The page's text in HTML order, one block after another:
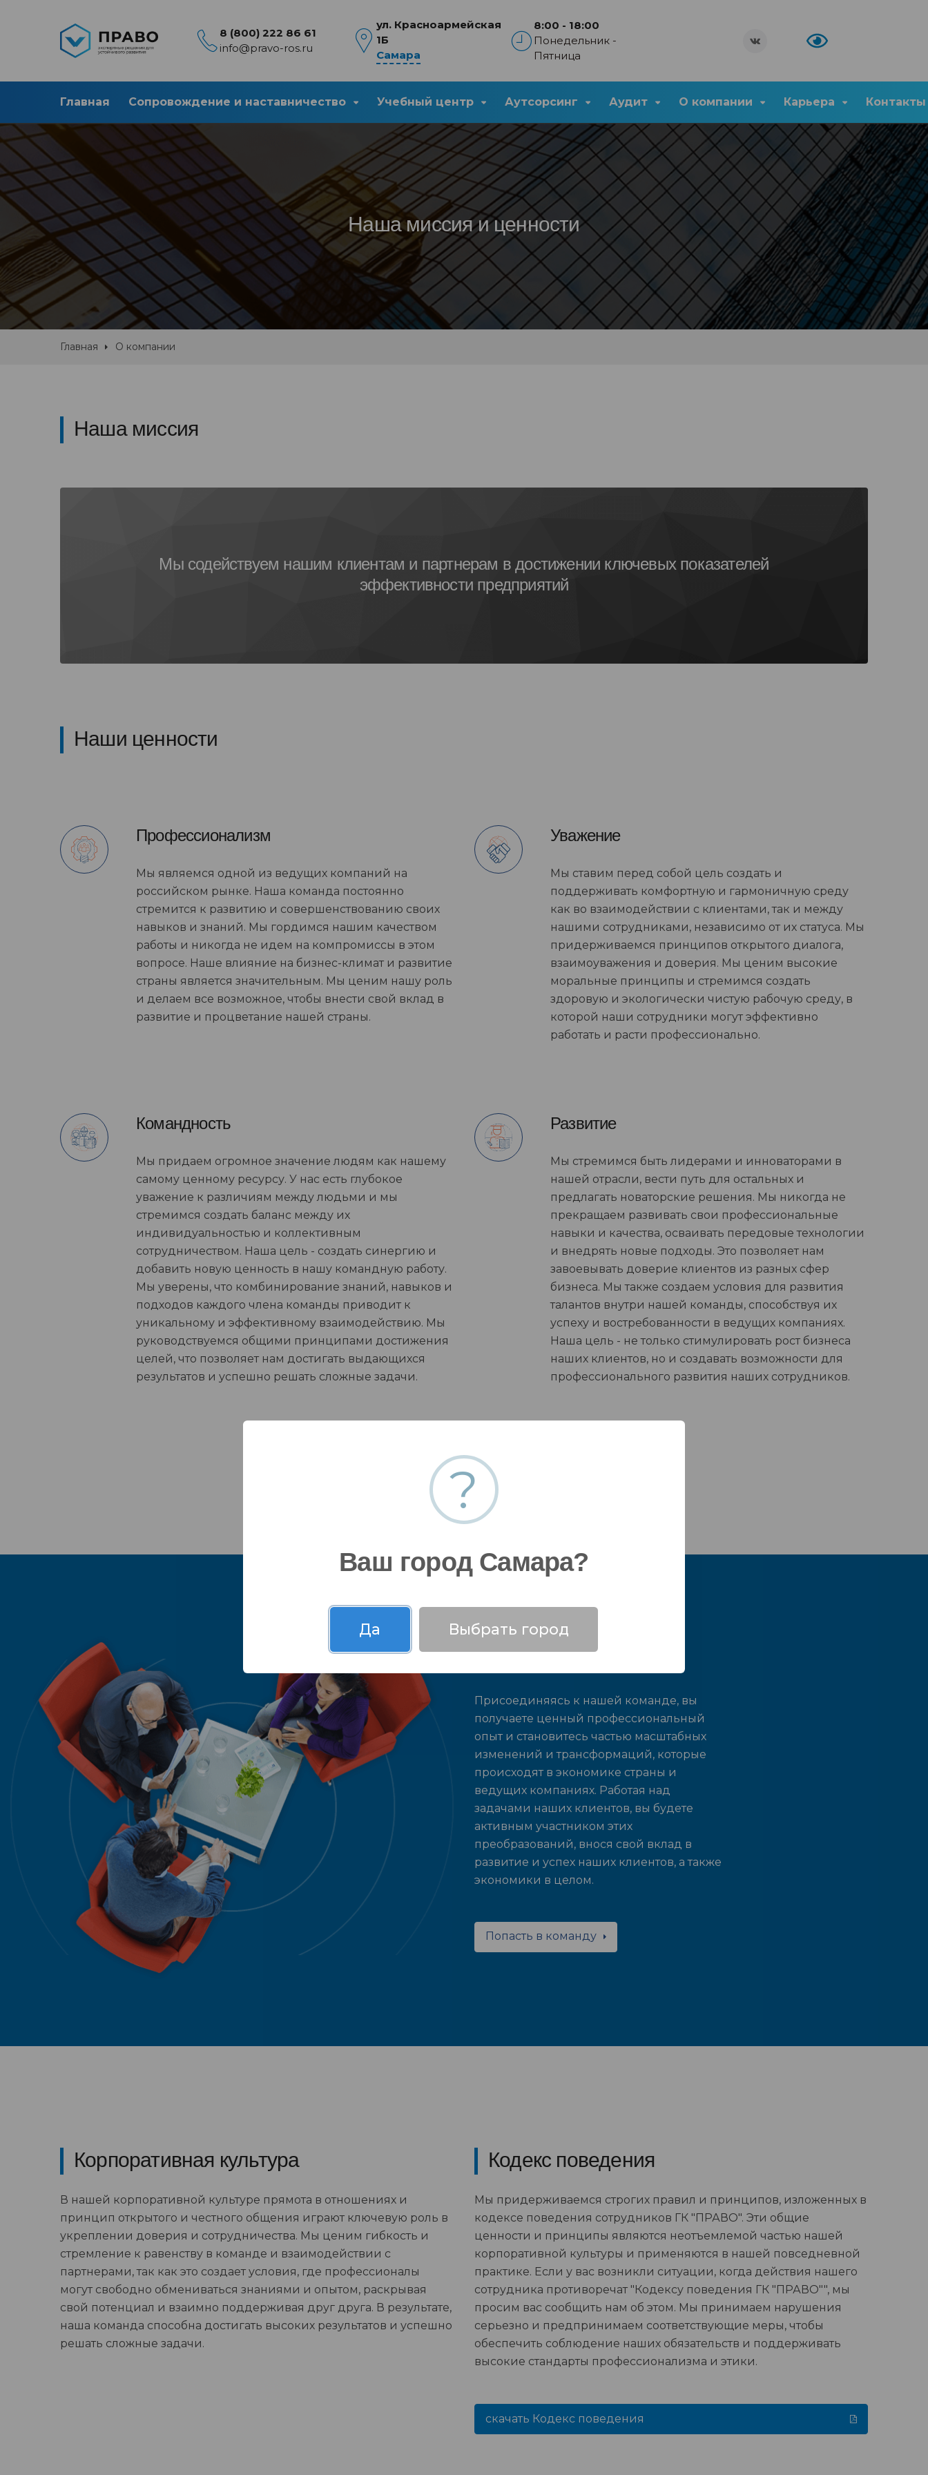
8 (800) 222 86 61
info@pravo-ros.ru
ул. Красноармейская
1Б
Самара
8:00 - 18:00
Понедельник -
Пятница
Главная Сопровождение и наставничество Учебный центр Аутсорсинг Аудит О компании Карьера Контакты
Наша миссия и ценности
Главная О компании
Наша миссия
Мы содействуем нашим клиентам и партнерам в достижении ключевых показателей
эффективности предприятий
Наши ценности
Профессионализм
Мы являемся одной из ведущих компаний на
российском рынке. Наша команда постоянно
стремится к развитию и совершенствованию своих
навыков и знаний. Мы гордимся нашим качеством
работы и никогда не идем на компромиссы в этом
вопросе. Наше влияние на бизнес-климат и развитие
страны является значительным. Мы ценим нашу роль
и делаем все возможное, чтобы внести свой вклад в
развитие и процветание нашей страны.
Уважение
Мы ставим перед собой цель создать и
поддерживать комфортную и гармоничную среду
как во взаимодействии с клиентами, так и между
нашими сотрудниками, независимо от их статуса. Мы
придерживаемся принципов открытого диалога,
взаимоуважения и доверия. Мы ценим высокие
моральные принципы и стремимся создать
здоровую и экологически чистую рабочую среду, в
которой наши сотрудники могут эффективно
работать и расти профессионально.
Командность
Мы придаем огромное значение людям как нашему
самому ценному ресурсу. У нас есть глубокое
уважение к различиям между людьми и мы
стремимся создать баланс между их
индивидуальностью и коллективным
сотрудничеством. Наша цель - создать синергию и
добавить новую ценность в нашу командную работу.
Мы уверены, что комбинирование знаний, навыков и
подходов каждого члена команды приводит к
уникальному и эффективному взаимодействию. Мы
руководствуемся общими принципами достижения
целей, что позволяет нам достигать выдающихся
результатов и успешно решать сложные задачи.
Развитие
Мы стремимся быть лидерами и инноваторами в
нашей отрасли, вести путь для остальных и
предлагать новаторские решения. Мы никогда не
прекращаем развивать свои профессиональные
навыки и качества, осваивать передовые технологии
и внедрять новые подходы. Это позволяет нам
завоевывать доверие клиентов из разных сфер
бизнеса. Мы также создаем условия для развития
талантов внутри нашей команды, способствуя их
успеху и востребованности в ведущих компаниях.
Наша цель - не только стимулировать рост бизнеса
наших клиентов, но и создавать возможности для
профессионального развития наших сотрудников.
Карьера в ГК "ПРАВО"
Присоединяясь к нашей команде, вы
получаете ценный профессиональный
опыт и становитесь частью масштабных
изменений и трансформаций, которые
происходят в экономике страны и
ведущих компаниях. Работая над
задачами наших клиентов, вы будете
активным участником этих
преобразований, внося свой вклад в
развитие и успех наших клиентов, а также
экономики в целом.
Попасть в команду
Корпоративная культура
В нашей корпоративной культуре прямота в отношениях и
принцип открытого и честного общения играют ключевую роль в
укреплении доверия и сотрудничества. Мы ценим гибкость и
стремление к равенству в команде и взаимодействии с
партнерами, так как это создает условия, где профессионалы
могут свободно обмениваться знаниями и опытом, раскрывая
свой потенциал и взаимно поддерживая друг друга. В результате,
наша команда способна достигать высоких результатов и успешно
решать сложные задачи.
Кодекс поведения
Мы придерживаемся строгих правил и принципов, изложенных в
кодексе поведения сотрудников ГК "ПРАВО". Эти общие
ценности и принципы являются неотъемлемой частью нашей
корпоративной культуры и применяются в нашей повседневной
практике. Если у вас возникли ситуации, когда действия нашего
сотрудника противоречат "Кодексу поведения ГК "ПРАВО"", мы
просим вас сообщить нам об этом. Мы принимаем нарушения
серьезно и предпринимаем соответствующие меры, чтобы
обеспечить соблюдение наших обязательств и поддерживать
высокие стандарты профессионализма и этики.
скачать Кодекс поведения
?
Ваш город Самара?
Да Выбрать город